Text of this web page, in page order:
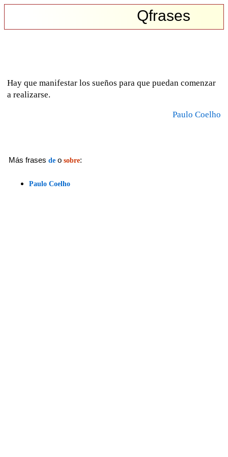
Qfrases
Hay que manifestar los sueños para que puedan comenzar
a realizarse.
Paulo Coelho
Más frases de o sobre:
Paulo Coelho